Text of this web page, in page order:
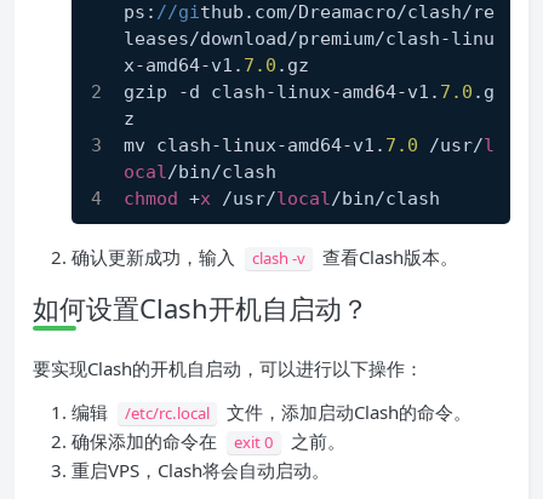
ps: //github.com/Dreamacro/clash/re
leases/download/premium/clash-linu
x-amd64-v1. 7.0 .gz
gzip -d clash-linux-amd64-v1. 7.0 .g
z
mv clash-linux-amd64-v1. 7.0 /usr/l
ocal/bin/clash
chmod
+x /usr/local/bin/clash
确认更新成功，输入 clash -v 查看Clash版本。
如何设置Clash开机自启动？
要实现Clash的开机自启动，可以进行以下操作：
编辑
/etc/rc.local
文件，添加启动Clash的命令。
确保添加的命令在
exit 0
之前。
重启VPS，Clash将会自动启动。